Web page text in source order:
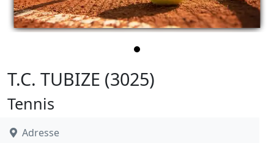
T.C. TUBIZE (3025)
Tennis
Adresse